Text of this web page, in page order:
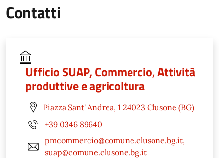
Contatti
Ufficio SUAP, Commercio, Attività
produttive e agricoltura
Piazza Sant' Andrea, 1 24023 Clusone (BG)
+39 0346 89640
pmcommercio@comune.clusone.bg.it,
suap@comune.clusone.bg.it